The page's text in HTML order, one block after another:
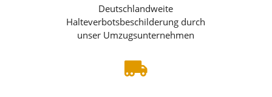
Deutschlandweite
Halteverbotsbeschilderung durch
unser Umzugsunternehmen
